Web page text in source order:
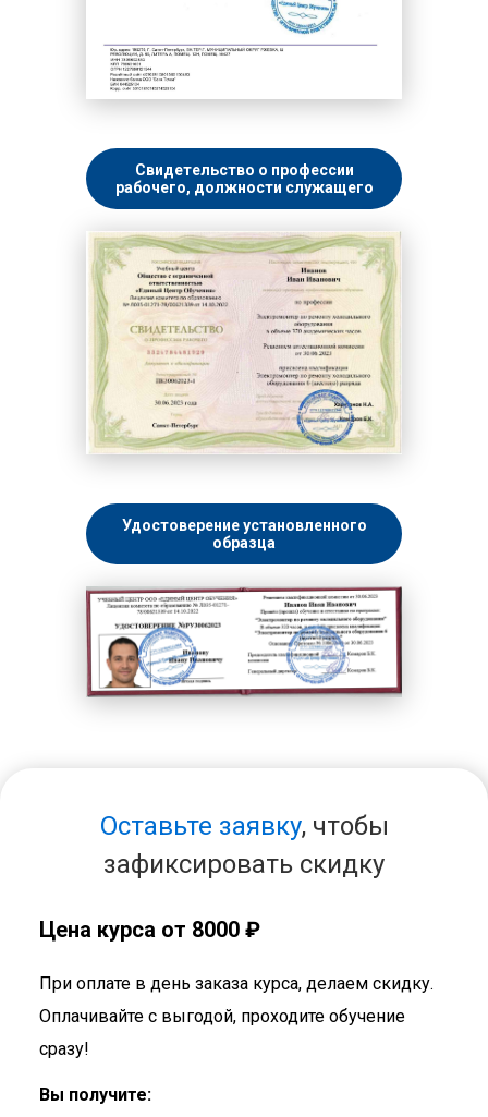
Свидетельство о профессии
рабочего, должности служащего
Удостоверение установленного
образца
Оставьте заявку, чтобы
зафиксировать скидку
Цена курса от 8000 ₽
При оплате в день заказа курса, делаем скидку.
Оплачивайте с выгодой, проходите обучение
сразу!
Вы получите: